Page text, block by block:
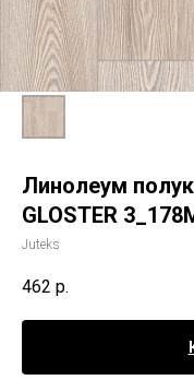
Линолеум
GLOSTER
Juteks
462 р.